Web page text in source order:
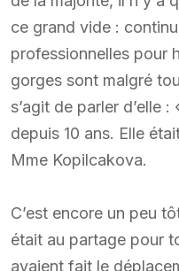
ce grand vide :
professionnelles pour
gorges sont malgré
s’agit de parler d’elle
depuis 10 ans. Elle
Mme Kopilcakova.
C’est encore un peu
était au partage pour
avaient fait le